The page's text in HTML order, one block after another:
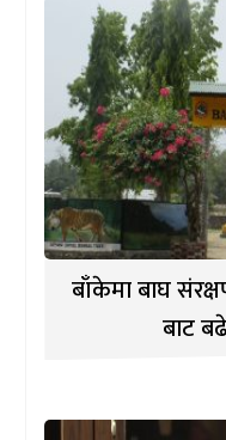
बाँकेमा बाघ
बाट